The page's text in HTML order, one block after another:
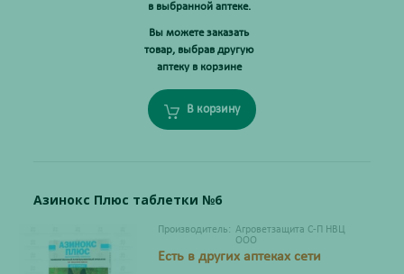
в выбранной аптеке.
Вы можете заказать
товар, выбрав другую
аптеку в корзине
В корзину
Азинокс Плюс таблетки №6
Производитель: Агроветзащита С-П НВЦ
ООО
Есть в других аптеках сети